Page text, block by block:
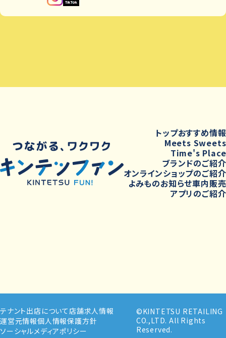
トップおすすめ情報
Meets Sweets
Time's Place
ブランドのご紹介
オンラインショップのご紹介
よみものお知らせ車内販売
アプリのご紹介
テナント出店について店舗求人情報
運営元情報個人情報保護方針
ソーシャルメディアポリシー
©KINTETSU RETAILING
CO.,LTD. All Rights
Reserved.